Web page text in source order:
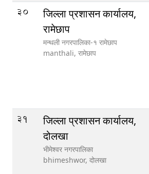
30
जिल्ला प्रशासन कार्यालय,
रामेछाप
मन्थली नगरपालिका-१ रामेछाप
manthali, रामेछाप
31
जिल्ला प्रशासन कार्यालय,
दोलखा
भीमेश्वर नगरपालिका
bhimeshwor, दोलखा